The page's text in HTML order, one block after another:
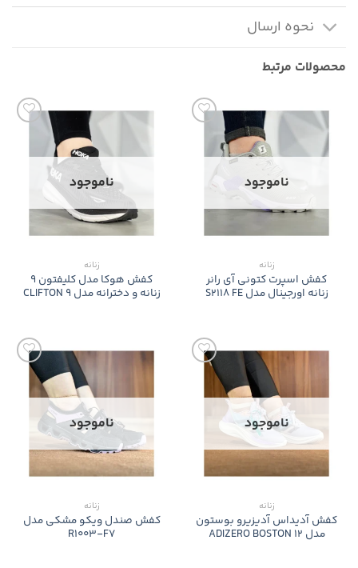
نحوه ارسال
محصولات مرتبط
ناموجود
زنانه
کفش اسپرت کتونی آی رانر
زنانه اورجینال مدل S2118 FE
ناموجود
زنانه
کفش هوکا مدل کلیفتون 9
زنانه و دخترانه مدل CLIFTON 9
ناموجود
زنانه
کفش آدیداس آدیزیرو بوستون
مدل ADIZERO BOSTON 12
ناموجود
زنانه
کفش صندل ویکو مشکی مدل
R1003-F7